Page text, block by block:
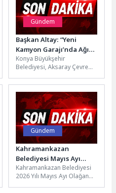
Gündem
Başkan Altay: “Yeni
Kamyon Garajı’nda Ağır
Tonajlı Araçların
Kullanımına Uygun
Asfalt Çalışması
Konya Büyükşehir
Belediyesi, Aksaray Çevre
geçirilen Yeni Kamyon
Garajı’nda ağır tonajlı
araçların...
Gündem
Kahramankazan
Belediyesi Mayıs Ayı
Olağan Meclis Toplantısı
Yapıldı
Kahramankazan Belediyesi
2026 Yılı Mayıs Ayı Olağan